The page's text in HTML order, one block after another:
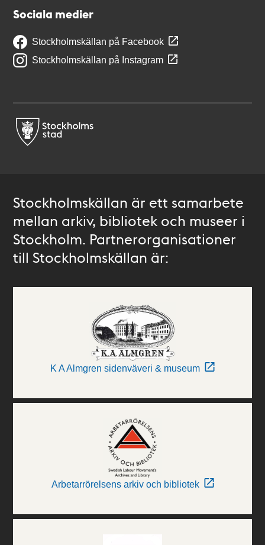
Sociala medier
Stockholmskällan på Facebook
Stockholmskällan på Instagram
Stockholmskällan är ett samarbete
mellan arkiv, bibliotek och museer i
Stockholm. Partnerorganisationer
till Stockholmskällan är:
K A Almgren sidenväveri & museum
Arbetarrörelsens arkiv och bibliotek